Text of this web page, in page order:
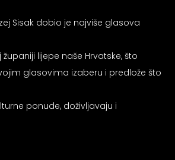
Sisak dobio je najviše glasova
lijepe naše Hrvatske, što
glasovima izaberu i predlože što
ponude, doživljavaju i